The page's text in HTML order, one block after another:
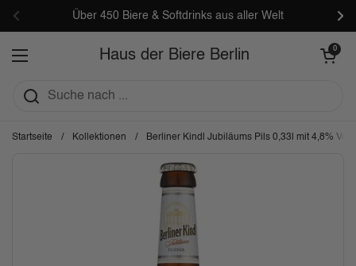
Zum Inhalt springen
Zurück
Über 450 Biere & Softdrinks aus aller Welt
Haus der Biere Berlin
Menü öffnen
Warenkorb
0
Startseite / Kollektionen / Berliner Kindl Jubiläums Pils 0,33l mit 4,8% Vol.